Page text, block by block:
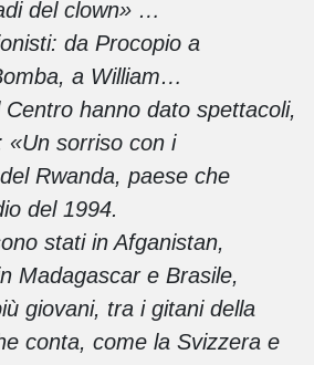
del clown» …
da Procopio a
a William…
hanno dato spettacoli,
«Un sorriso con i
Rwanda, paese che
del 1994.
stati in Afganistan,
Madagascar e Brasile,
giovani, tra i gitani della
conta, come la Svizzera e